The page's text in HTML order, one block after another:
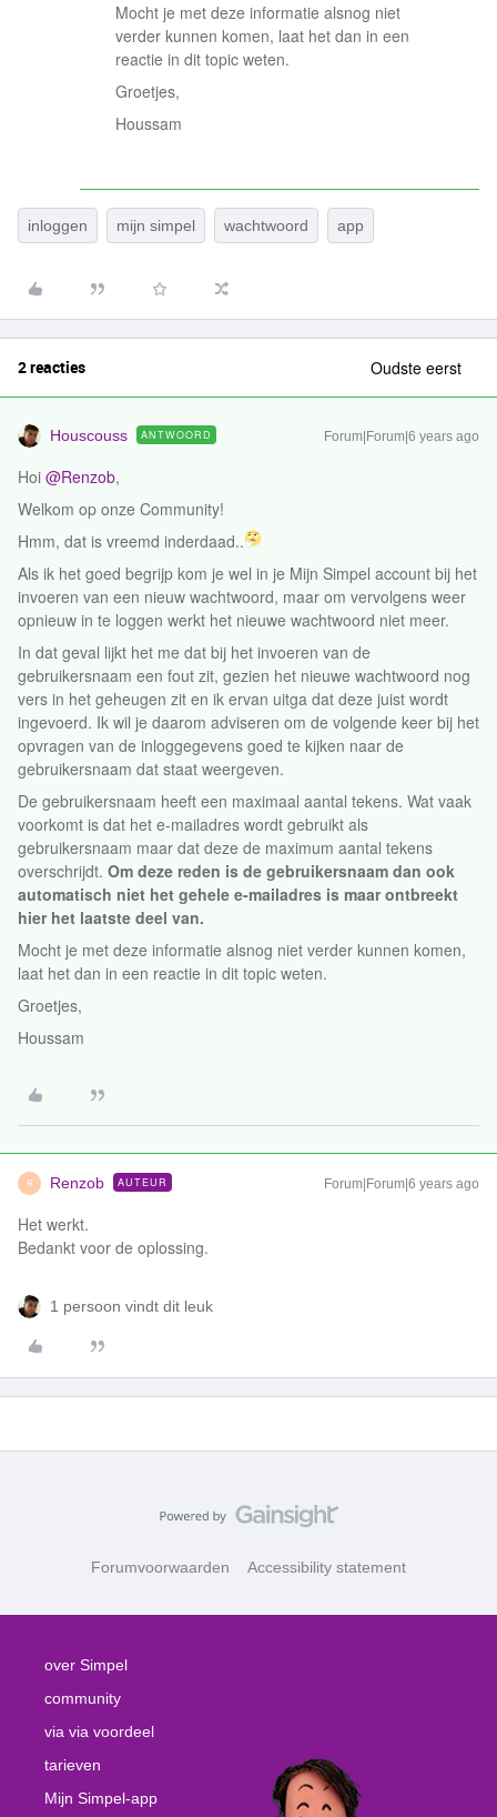
Mocht je met deze informatie alsnog niet
verder kunnen komen, laat het dan in een
reactie in dit topic weten.
Groetjes,
Houssam
inloggen mijn simpel wachtwoord app
2 reacties Oudste eerst
Houscouss ANTWOORD Forum|Forum|6 years ago
Hoi @Renzob,
Welkom op onze Community!
Hmm, dat is vreemd inderdaad..
Als ik het goed begrijp kom je wel in je Mijn Simpel account bij het
invoeren van een nieuw wachtwoord, maar om vervolgens weer
opnieuw in te loggen werkt het nieuwe wachtwoord niet meer.
In dat geval lijkt het me dat bij het invoeren van de
gebruikersnaam een fout zit, gezien het nieuwe wachtwoord nog
vers in het geheugen zit en ik ervan uitga dat deze juist wordt
ingevoerd. Ik wil je daarom adviseren om de volgende keer bij het
opvragen van de inloggegevens goed te kijken naar de
gebruikersnaam dat staat weergeven.
De gebruikersnaam heeft een maximaal aantal tekens. Wat vaak
voorkomt is dat het e-mailadres wordt gebruikt als
gebruikersnaam maar dat deze de maximum aantal tekens
overschrijdt. Om deze reden is de gebruikersnaam dan ook
automatisch niet het gehele e-mailadres is maar ontbreekt
hier het laatste deel van.
Mocht je met deze informatie alsnog niet verder kunnen komen,
laat het dan in een reactie in dit topic weten.
Groetjes,
Houssam
R Renzob AUTEUR Forum|Forum|6 years ago
Het werkt.
Bedankt voor de oplossing.
1 persoon vindt dit leuk
Forumvoorwaarden Accessibility statement
over Simpel
community
via via voordeel
tarieven
Mijn Simpel-app